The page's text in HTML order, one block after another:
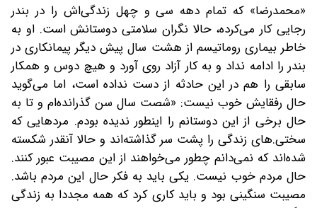
«محمدرضا» که تمام دهه سی و چهل زندگی‌اش را در بندر
رجایی کار می‌کرده، حالا نگران سلامتی دوستانش است. او به
خاطر بیماری روماتیسم از هشت سال پیش دیگر پیمانکاری در
بندر را ادامه نداد و به کار آزاد روی آورد و هیچ دوس و همکار
سابقی را هم در این حادثه از دست نداده است، اما می‌گوید
حال رفقایش خوب نیست: «شصت سال سن گذرانده‌ام و تا به
حال برخی از این دوستانم را اینطور ندیده بودم. مردهایی که
سختی.های زندگی را پشت سر گذاشته‌اند و حالا آنقدر شکسته
شده‌اند که نمی‌دانم چطور می‌خواهند از این مصیبت عبور کنند.
حال مردم خوب نیست. یکی باید به فکر حال این مردم باشد.
مصیبت سنگینی بود و باید کاری کرد که همه مجددا به زندگی